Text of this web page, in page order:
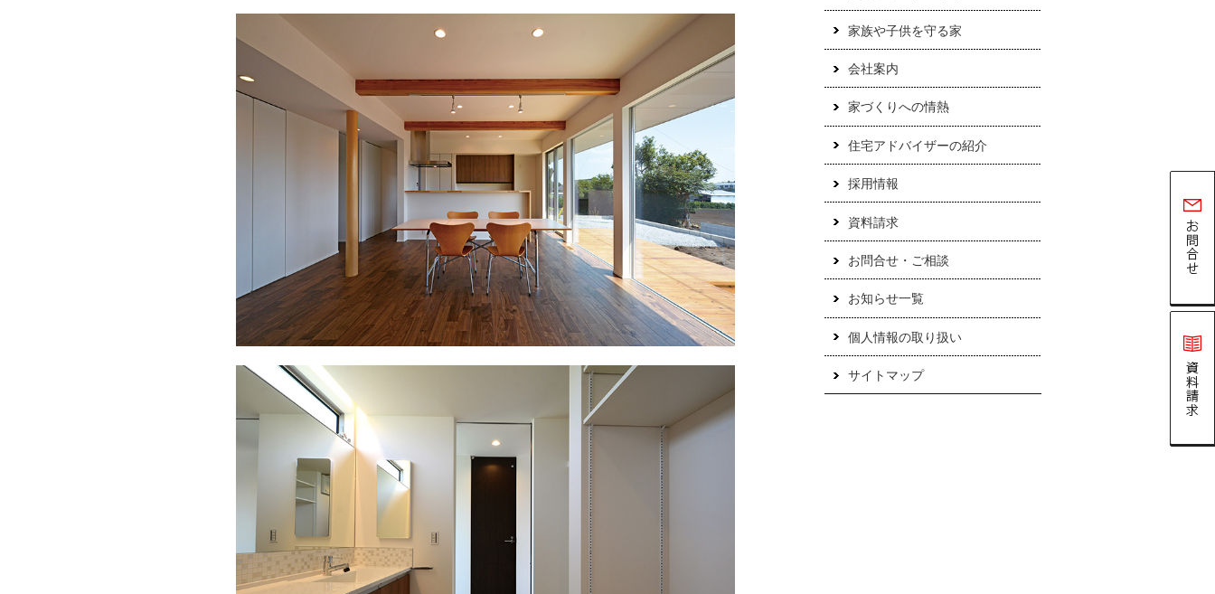
家族や子供を守る家
会社案内
家づくりへの情熱
住宅アドバイザーの紹介
採用情報
資料請求
お問合せ・ご相談
お知らせ一覧
個人情報の取り扱い
サイトマップ